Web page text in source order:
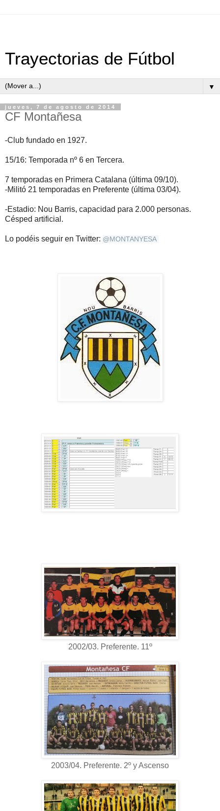
Trayectorias de Fútbol
▼
jueves, 7 de agosto de 2014
CF Montañesa
-Club fundado en 1927.
15/16: Temporada nº 6 en Tercera.
7 temporadas en Primera Catalana (última 09/10).
-Militó 21 temporadas en Preferente (última 03/04).
-Estadio: Nou Barris, capacidad para 2.000 personas.
Césped artificial.
Lo podéis seguir en Twitter: @MONTANYESA
2002/03. Preferente. 11º
2003/04. Preferente. 2º y Ascenso